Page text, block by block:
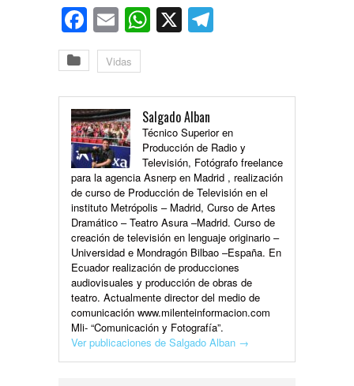
Facebook
EmailWhatsApp
X
Vidas
Salgado Alban
Técnico Superior en
Producción de Radio y
Televisión, Fotógrafo freelance
para la agencia Asnerp en Madrid , realización
de curso de Producción de Televisión en el
instituto Metrópolis – Madrid, Curso de Artes
Dramático – Teatro Asura –Madrid. Curso de
creación de televisión en lenguaje originario –
Universidad e Mondragón Bilbao –España. En
Ecuador realización de producciones
audiovisuales y producción de obras de
teatro. Actualmente director del medio de
comunicación www.milenteinformacion.com
Mli- “Comunicación y Fotografía”.
Ver publicaciones de Salgado Alban →